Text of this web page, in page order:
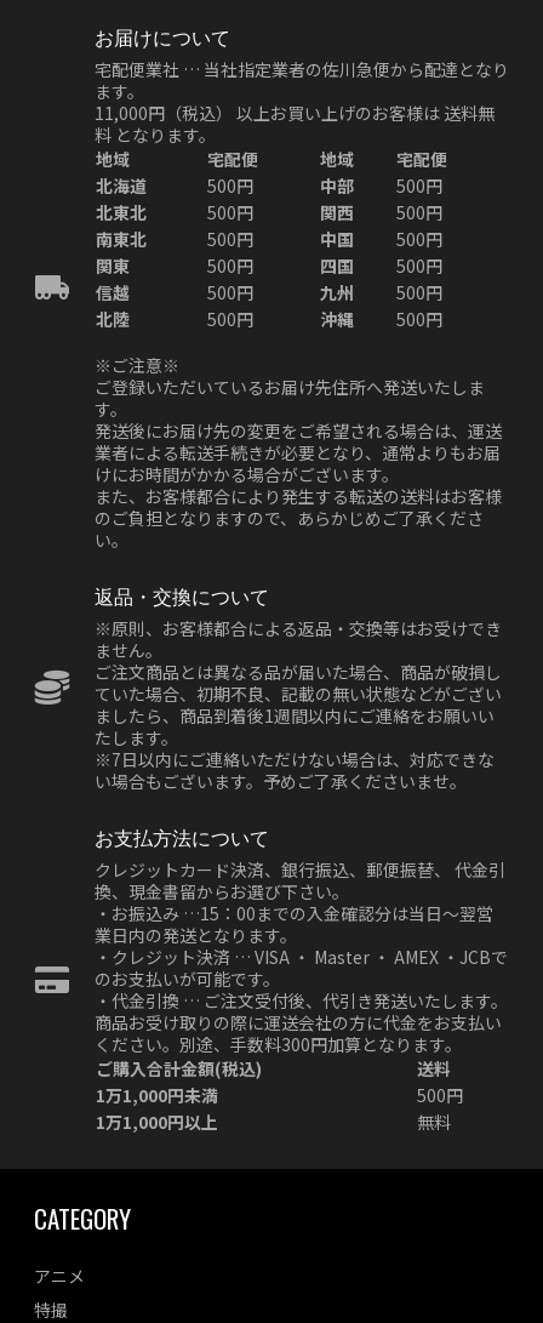
お届けについて
宅配便業社 … 当社指定業者の佐川急便から配達となり
ます。
11,000円（税込）
以上お買い上げのお客様は 送料無
料 となります。
地域
宅配便 地域
宅配便
北海道
500円 中部
500円
北東北
500円 関西
500円
南東北
500円 中国
500円
関東
500円 四国
500円
信越
500円 九州
500円
北陸
500円 沖縄
500円
※ご注意※
ご登録いただいているお届け先住所へ発送いたしま
す。
発送後にお届け先の変更をご希望される場合は、運送
業者による転送手続きが必要となり、通常よりもお届
けにお時間がかかる場合がございます。
また、お客様都合により発生する転送の送料はお客様
のご負担となりますので、あらかじめご了承くださ
い。
返品・交換について
※原則、お客様都合による返品・交換等はお受けでき
ません。
ご注文商品とは異なる品が届いた場合、商品が破損し
ていた場合、初期不良、記載の無い状態などがござい
ましたら、商品到着後1週間以内にご連絡をお願いい
たします。
※7日以内にご連絡いただけない場合は、対応できな
い場合もございます。予めご了承くださいませ。
お支払方法について
クレジットカード決済、銀行振込、郵便振替、 代金引
換、現金書留からお選び下さい。
・お振込み …15：00までの入金確認分は当日～翌営
業日内の発送となります。
・クレジット決済 … VISA ・ Master ・ AMEX ・JCBで
のお支払いが可能です。
・代金引換 … ご注文受付後、代引き発送いたします。
商品お受け取りの際に運送会社の方に代金をお支払い
ください。別途、手数料300円加算となります。
ご購入合計金額(税込)
送料
1万1,000円未満
500円
1万1,000円以上
無料
CATEGORY
アニメ
特撮